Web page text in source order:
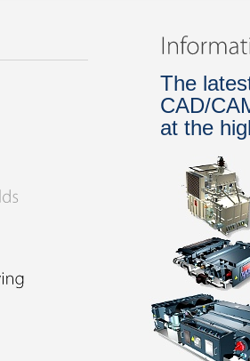
The
CAD/
at the